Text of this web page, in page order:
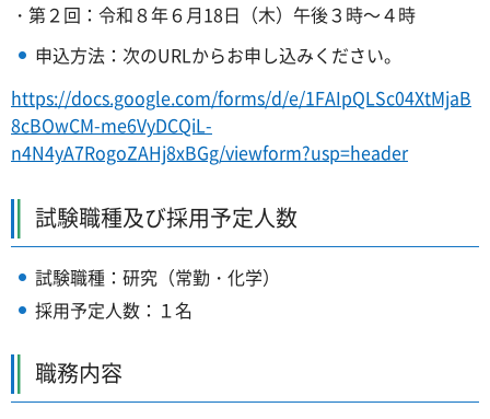
・第２回：令和８年６月18日（木）午後３時～４時
申込方法：次のURLからお申し込みください。
https://docs.google.com/forms/d/e/1FAIpQLSc04XtMjaB
8cBOwCM-me6VyDCQiL-
n4N4yA7RogoZAHj8xBGg/viewform?usp=header
試験職種及び採用予定人数
試験職種：研究（常勤・化学）
採用予定人数：１名
職務内容